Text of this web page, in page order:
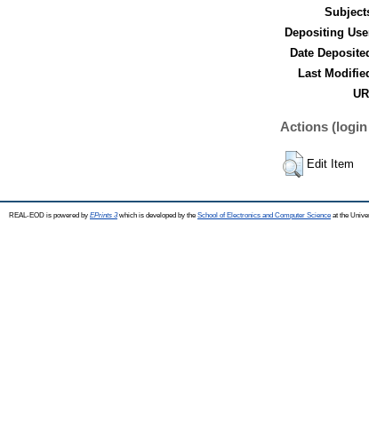
Depositing
Date
Last
Actions
Edit Item
REAL-EOD is powered by EPrints 3which is developed by the School of Electronics and Computer Science at the